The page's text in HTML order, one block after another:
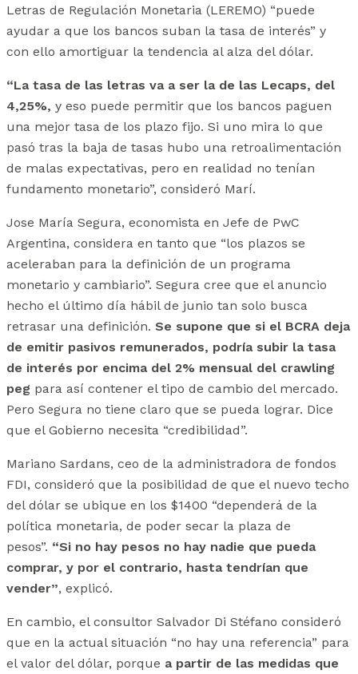
Letras de Regulación Monetaria (LEREMO) “puede
ayudar a que los bancos suban la tasa de interés” y
con ello amortiguar la tendencia al alza del dólar.
“La tasa de las letras va a ser la de las Lecaps, del
4,25%, y eso puede permitir que los bancos paguen
una mejor tasa de los plazo fijo. Si uno mira lo que
pasó tras la baja de tasas hubo una retroalimentación
de malas expectativas, pero en realidad no tenían
fundamento monetario”, consideró Marí.
Jose María Segura, economista en Jefe de PwC
Argentina, considera en tanto que “los plazos se
aceleraban para la definición de un programa
monetario y cambiario”. Segura cree que el anuncio
hecho el último día hábil de junio tan solo busca
retrasar una definición. Se supone que si el BCRA deja
de emitir pasivos remunerados, podría subir la tasa
de interés por encima del 2% mensual del crawling
peg para así contener el tipo de cambio del mercado.
Pero Segura no tiene claro que se pueda lograr. Dice
que el Gobierno necesita “credibilidad”.
Mariano Sardans, ceo de la administradora de fondos
FDI, consideró que la posibilidad de que el nuevo techo
del dólar se ubique en los $1400 “dependerá de la
política monetaria, de poder secar la plaza de
pesos”. “Si no hay pesos no hay nadie que pueda
comprar, y por el contrario, hasta tendrían que
vender”, explicó.
En cambio, el consultor Salvador Di Stéfano consideró
que en la actual situación “no hay una referencia” para
el valor del dólar, porque a partir de las medidas que